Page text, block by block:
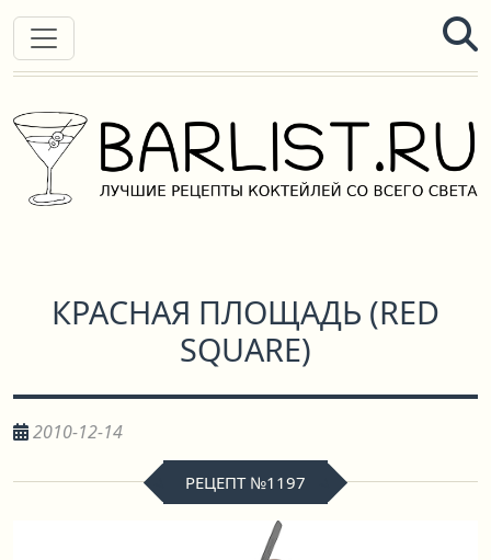
КРАСНАЯ ПЛОЩАДЬ (RED
SQUARE)
2010-12-14
РЕЦЕПТ №1197